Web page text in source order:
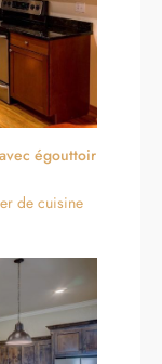
égouttoir
de cuisine